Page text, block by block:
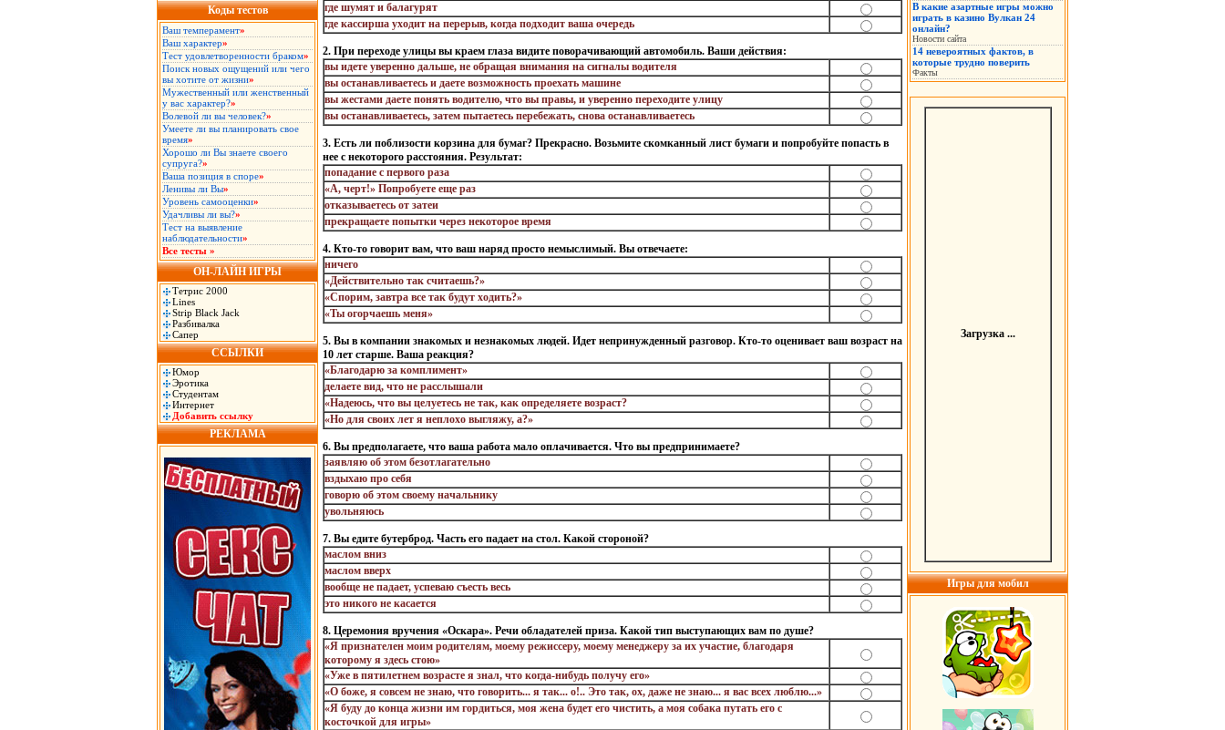
Коды тестов
Ваш темперамент»
Ваш характер»
Тест удовлетворенности браком»
Поиск новых ощущений или чего
вы хотите от жизни»
Мужественный или женственный
у вас характер?»
Волевой ли вы человек?»
Умеете ли вы планировать свое
время»
Хорошо ли Вы знаете своего
супруга?»
Ваша позиция в споре»
Ленивы ли Вы»
Уровень самооценки»
Удачливы ли вы?»
Тест на выявление
наблюдательности»
Все тесты »
ОН-ЛАЙН ИГРЫ
Тетрис 2000
Lines
Strip Black Jack
Разбивалка
Сапер
ССЫЛКИ
Юмор
Эротика
Студентам
Интернет
Добавить ссылку
РЕКЛАМА
где шумят и балагурят
где кассирша уходит на перерыв, когда подходит ваша очередь
2. При переходе улицы вы краем глаза видите поворачивающий автомобиль. Ваши действия:
вы идете уверенно дальше, не обращая внимания на сигналы водителя
вы останавливаетесь и даете возможность проехать машине
вы жестами даете понять водителю, что вы правы, и уверенно переходите улицу
вы останавливаетесь, затем пытаетесь перебежать, снова останавливаетесь
3. Есть ли поблизости корзина для бумаг? Прекрасно. Возьмите скомканный лист бумаги и попробуйте попасть в
нее с некоторого расстояния. Результат:
попадание с первого раза
«А, черт!» Попробуете еще раз
отказываетесь от затеи
прекращаете попытки через некоторое время
4. Кто-то говорит вам, что ваш наряд просто немыслимый. Вы отвечаете:
ничего
«Действительно так считаешь?»
«Спорим, завтра все так будут ходить?»
«Ты огорчаешь меня»
5. Вы в компании знакомых и незнакомых людей. Идет непринужденный разговор. Кто-то оценивает ваш возраст на
10 лет старше. Ваша реакция?
«Благодарю за комплимент»
делаете вид, что не расслышали
«Надеюсь, что вы целуетесь не так, как определяете возраст?
«Но для своих лет я неплохо выгляжу, а?»
6. Вы предполагаете, что ваша работа мало оплачивается. Что вы предпринимаете?
заявляю об этом безотлагательно
вздыхаю про себя
говорю об этом своему начальнику
увольняюсь
7. Вы едите бутерброд. Часть его падает на стол. Какой стороной?
маслом вниз
маслом вверх
вообще не падает, успеваю съесть весь
это никого не касается
8. Церемония вручения «Оскара». Речи обладателей приза. Какой тип выступающих вам по душе?
«Я признателен моим родителям, моему режиссеру, моему менеджеру за их участие, благодаря
которому я здесь стою»
«Уже в пятилетнем возрасте я знал, что когда-нибудь получу его»
«О боже, я совсем не знаю, что говорить... я так... о!.. Это так, ох, даже не знаю... я вас всех люблю...»
«Я буду до конца жизни им гордиться, моя жена будет его чистить, а моя собака путать его с
косточкой для игры»
В какие азартные игры можно
играть в казино Вулкан 24
онлайн?
Новости сайта
14 невероятных фактов, в
которые трудно поверить
Факты
Загрузка ...
Игры для мобил